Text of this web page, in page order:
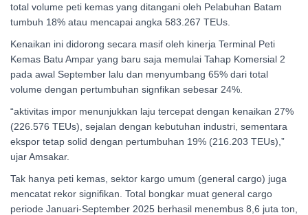
total volume peti kemas yang ditangani oleh Pelabuhan Batam
tumbuh 18% atau mencapai angka 583.267 TEUs.
Kenaikan ini didorong secara masif oleh kinerja Terminal Peti
Kemas Batu Ampar yang baru saja memulai Tahap Komersial 2
pada awal September lalu dan menyumbang 65% dari total
volume dengan pertumbuhan signfikan sebesar 24%.
“aktivitas impor menunjukkan laju tercepat dengan kenaikan 27%
(226.576 TEUs), sejalan dengan kebutuhan industri, sementara
ekspor tetap solid dengan pertumbuhan 19% (216.203 TEUs),”
ujar Amsakar.
Tak hanya peti kemas, sektor kargo umum (general cargo) juga
mencatat rekor signifikan. Total bongkar muat general cargo
periode Januari-September 2025 berhasil menembus 8,6 juta ton,